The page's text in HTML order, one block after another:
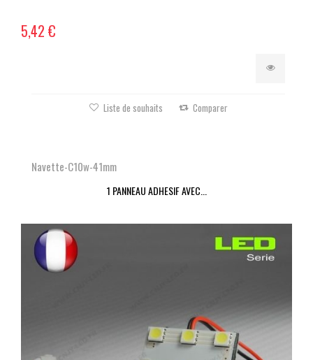
5,42 €
Liste de souhaits Comparer
Navette-C10w-41mm
1 PANNEAU ADHESIF AVEC...